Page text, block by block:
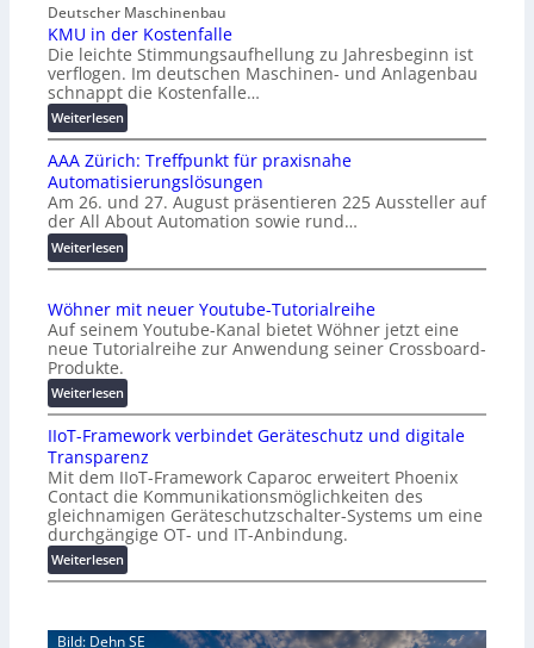
Deutscher Maschinenbau
KMU in der Kostenfalle
Die leichte Stimmungsaufhellung zu Jahresbeginn ist
verflogen. Im deutschen Maschinen- und Anlagenbau
schnappt die Kostenfalle…
Weiterlesen:
K
M
U
i
n
d
e
K
o
s
e
n
f
a
l
l
e
AAA Zürich: Treffpunkt für praxisnahe
Automatisierungslösungen
Am 26. und 27. August präsentieren 225 Aussteller auf
der All About Automation sowie rund…
Weiterlesen:
A
A
Z
ü
i
c
h
:
T
r
e
f
f
p
n
Wöhner mit neuer Youtube-Tutorialreihe
Auf seinem Youtube-Kanal bietet Wöhner jetzt eine
neue Tutorialreihe zur Anwendung seiner Crossboard-
Produkte.
Weiterlesen:
W
ö
h
n
e
r
m
i
t
e
IIoT-Framework verbindet Geräteschutz und digitale
Transparenz
Mit dem IIoT-Framework Caparoc erweitert Phoenix
Contact die Kommunikationsmöglichkeiten des
gleichnamigen Geräteschutzschalter-Systems um eine
durchgängige OT- und IT-Anbindung.
Weiterlesen:
I
T
Bild: Dehn SE